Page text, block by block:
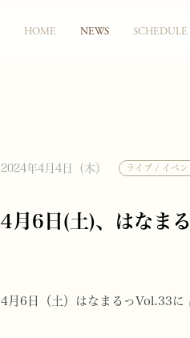
HOME NEWS SCHEDULE
2024年4月4日（木） ライブ / イベン
4月6日(土)、はなま
4月6日（土）はなまるっVol.33に